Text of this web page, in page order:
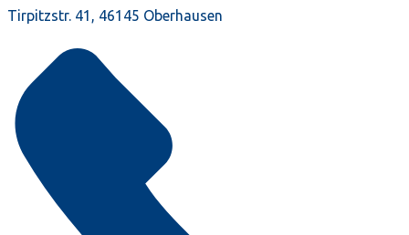
Tirpitzstr. 41, 46145 Oberhausen